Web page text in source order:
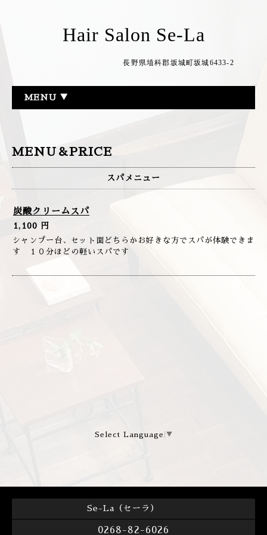
Hair Salon Se-La
長野県埴科郡坂城町坂城6433-2
MENU ▼
MENU＆PRICE
スパメニュー
炭酸クリームスパ
1,100 円
シャンプー台、セット面どちらかお好きな方でスパが体験できま
す １０分ほどの軽いスパです
Select Language ▼
Se-La（セーラ）
0268-82-6026